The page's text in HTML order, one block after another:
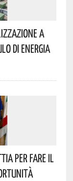
A
Di Energia
Per Fare Il